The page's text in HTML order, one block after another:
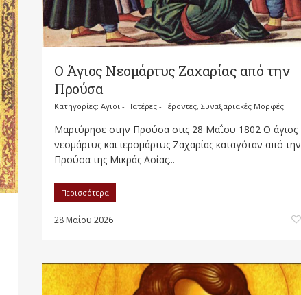
Ο Άγιος Νεομάρτυς Ζαχαρίας από την
Προύσα
Κατηγορίες: Άγιοι - Πατέρες - Γέροντες, Συναξαριακές Μορφές
Μαρτύρησε στην Προύσα στις 28 Μαΐου 1802 Ο άγιος
νεομάρτυς και ιερομάρτυς Ζαχαρίας καταγόταν από την
Προύσα της Μικράς Ασίας...
Περισσότερα
28 Μαΐου 2026